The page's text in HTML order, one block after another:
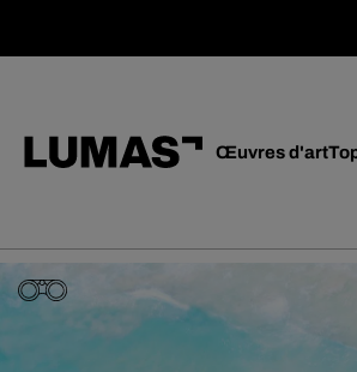
Œuvres d'art